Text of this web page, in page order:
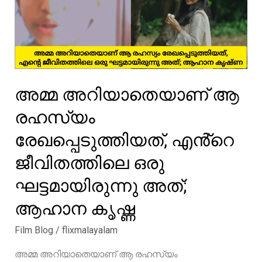
റിലീസ്
പുറത്ത്
അമ്മ അറിയാതെയാണ് ആ
രഹസ്യം
രേഖപ്പെടുത്തിയത്, എൻ്റെ
ജീവിതത്തിലെ ഒരു
ഘട്ടമായിരുന്നു അത്;
ആഹാന കൃഷ്ണ
Film Blog / flixmalayalam
അമ്മ അറിയാതെയാണ് ആ രഹസ്യം